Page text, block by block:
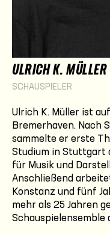
ULRICH K. MÜLLER
SCHAUSPIELER
Ulrich K. Müller ist
Bremerhaven. Nach
sammelte er erste
Studium in Stuttgart
für Musik und
Anschließend
Konstanz und fünf
mehr als 25 Jahren
Schauspielensemble